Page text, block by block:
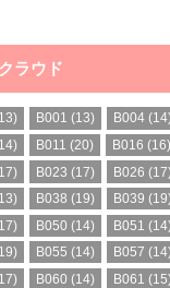
ラウド
B001 (13) B004
B011 (20) B016 (16)
B023 (17) B026
B038 (19) B039
B050 (14) B051
B055 (14) B057
B060 (14) B061